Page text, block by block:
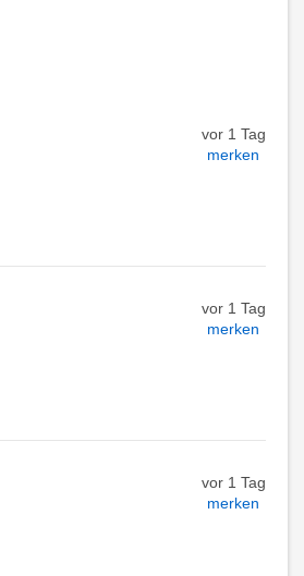
vor 1 Tag
merken
vor 1 Tag
merken
vor 1 Tag
merken